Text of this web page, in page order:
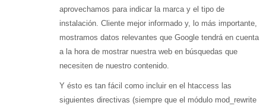
aprovechamos para indicar la marca y el tipo de
instalación. Cliente mejor informado y, lo más importante,
mostramos datos relevantes que Google tendrá en cuenta
a la hora de mostrar nuestra web en búsquedas que
necesiten de nuestro contenido.
Y ésto es tan fácil como incluir en el htaccess las
siguientes directivas (siempre que el módulo mod_rewrite